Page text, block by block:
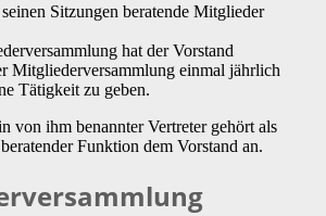
Sitzungen beratende Mitglieder
hat der Vorstand
Mitgliederversammlung einmal jährlich
Tätigkeit zu geben.
von ihm benannter Vertreter gehört als
Funktion dem Vorstand an.